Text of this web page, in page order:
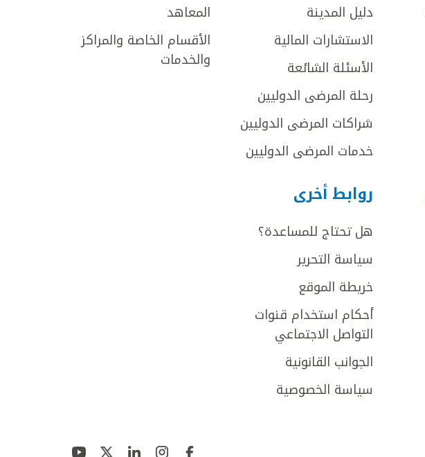
دليل المدينة
الاستشارات المالية
الأسئلة الشائعة
رحلة المرضى الدوليين
شراكات المرضى الدوليين
خدمات المرضى الدوليين
المعاهد
الأقسام الخاصة والمراكز
والخدمات
روابط أخرى
هل تحتاج للمساعدة؟
سياسة التحرير
خريطة الموقع
أحكام استخدام قنوات
التواصل الاجتماعي
الجوانب القانونية
سياسة الخصوصية